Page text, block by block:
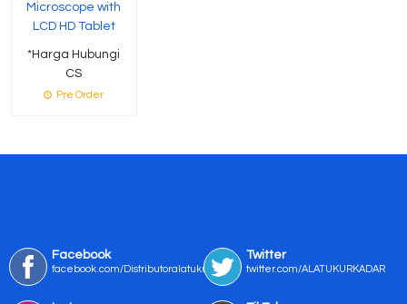
Microscope with
LCD HD Tablet
*Harga Hubungi
CS
Pre Order
Facebook
facebook.com/Distributoralatukur
Twitter
twitter.com/ALATUKURKADAR